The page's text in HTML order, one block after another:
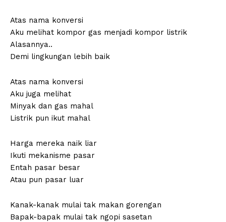
Atas nama konversi
Aku melihat kompor gas menjadi kompor listrik
Alasannya..
Demi lingkungan lebih baik
Atas nama konversi
Aku juga melihat
Minyak dan gas mahal
Listrik pun ikut mahal
Harga mereka naik liar
Ikuti mekanisme pasar
Entah pasar besar
Atau pun pasar luar
Kanak-kanak mulai tak makan gorengan
Bapak-bapak mulai tak ngopi sasetan